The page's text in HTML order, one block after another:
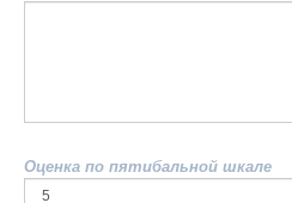
Оценка по пятибальной шкале